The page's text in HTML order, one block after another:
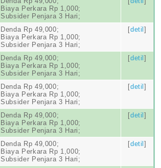
Biaya Perkara Rp 1,000;
Subsider Penjara 3 Hari;
Denda Rp 49,000;
Biaya Perkara Rp 1,000;
Subsider Penjara 3 Hari;
[detil]
Denda Rp 49,000;
Biaya Perkara Rp 1,000;
Subsider Penjara 3 Hari;
[detil]
Denda Rp 49,000;
Biaya Perkara Rp 1,000;
Subsider Penjara 3 Hari;
[detil]
Denda Rp 49,000;
Biaya Perkara Rp 1,000;
Subsider Penjara 3 Hari;
[detil]
Denda Rp 49,000;
Biaya Perkara Rp 1,000;
Subsider Penjara 3 Hari;
[detil]